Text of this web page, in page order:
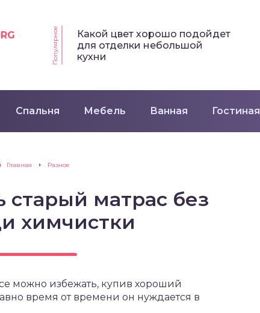
Популярное
Какой цвет хорошо подойдет
для отделки небольшой
кухни
Спальня Мебель Ванная Гостиная
Главная Разное
старый матрас без
химчистки
можно избежать, купив хороший
время от времени он нуждается в